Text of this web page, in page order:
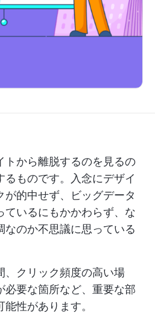
トから離脱するのを見るの
るものです。入念にデザイ
が的中せず、ビッグデータ
ているにもかかわらず、な
なのか不思議に思っている
、クリック頻度の高い場
必要な箇所など、重要な部
性があります。